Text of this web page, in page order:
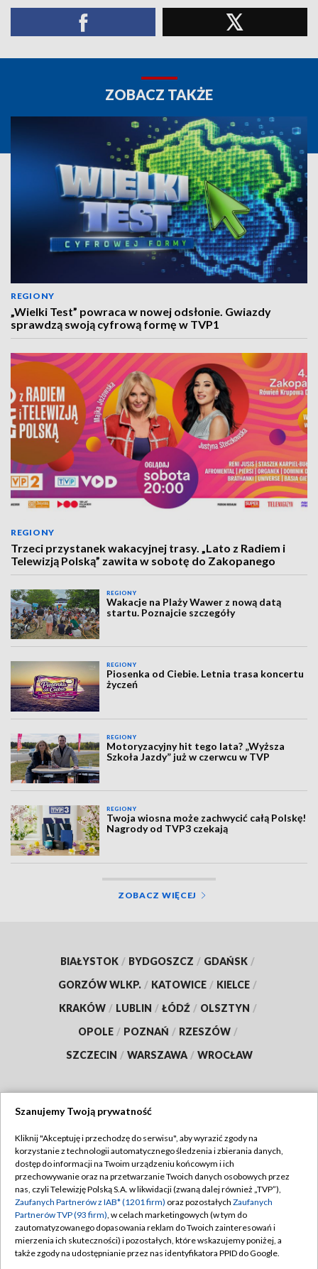
ZOBACZ TAKŻE
REGIONY
„Wielki Test” powraca w nowej odsłonie. Gwiazdy
sprawdzą swoją cyfrową formę w TVP1
REGIONY
Trzeci przystanek wakacyjnej trasy. „Lato z Radiem i
Telewizją Polską” zawita w sobotę do Zakopanego
REGIONY
Wakacje na Plaży Wawer z nową datą
startu. Poznajcie szczegóły
REGIONY
Piosenka od Ciebie. Letnia trasa koncertu
życzeń
REGIONY
Motoryzacyjny hit tego lata? „Wyższa
Szkoła Jazdy” już w czerwcu w TVP
REGIONY
Twoja wiosna może zachwycić całą Polskę!
Nagrody od TVP3 czekają
ZOBACZ WIĘCEJ
BIAŁYSTOK / BYDGOSZCZ / GDAŃSK /
GORZÓW WLKP. / KATOWICE / KIELCE /
KRAKÓW / LUBLIN / ŁÓDŹ / OLSZTYN /
OPOLE / POZNAŃ / RZESZÓW /
SZCZECIN / WARSZAWA / WROCŁAW
TVP
Abonament TVP
Emisja w TVP
Centrum informacji TVP
Naziemna Telewizja Cyfrowa
Regulamin TVP
Polityka prywatności
Moje zgody
Pomoc
Szanujemy Twoją prywatność
Kliknij "Akceptuję i przechodzę do serwisu", aby wyrazić zgody na
korzystanie z technologii automatycznego śledzenia i zbierania danych,
dostęp do informacji na Twoim urządzeniu końcowym i ich
przechowywanie oraz na przetwarzanie Twoich danych osobowych przez
nas, czyli Telewizję Polską S.A. w likwidacji (zwaną dalej również „TVP”),
Zaufanych Partnerów z IAB* (1201 firm) oraz pozostałych Zaufanych
Partnerów TVP (93 firm), w celach marketingowych (w tym do
zautomatyzowanego dopasowania reklam do Twoich zainteresowań i
mierzenia ich skuteczności) i pozostałych, które wskazujemy poniżej, a
także zgody na udostępnianie przez nas identyfikatora PPID do Google.